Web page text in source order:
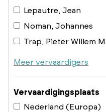
Lepautre, Jean
Noman, Johannes
Trap, Pieter Willem
Meer vervaardigers
Vervaardigingsplaats
Nederland (Europa)